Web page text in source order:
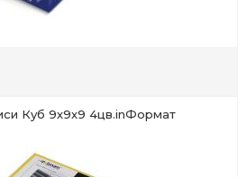
Куб 9х9х9 4цв.inФормат